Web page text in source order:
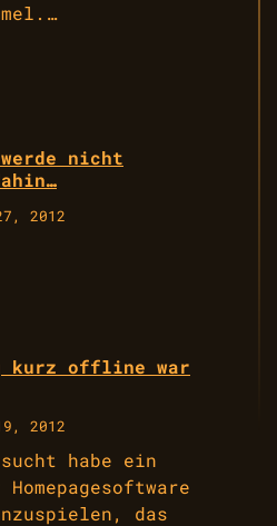
nicht
2012
kurz offline war
2012
habe ein
das